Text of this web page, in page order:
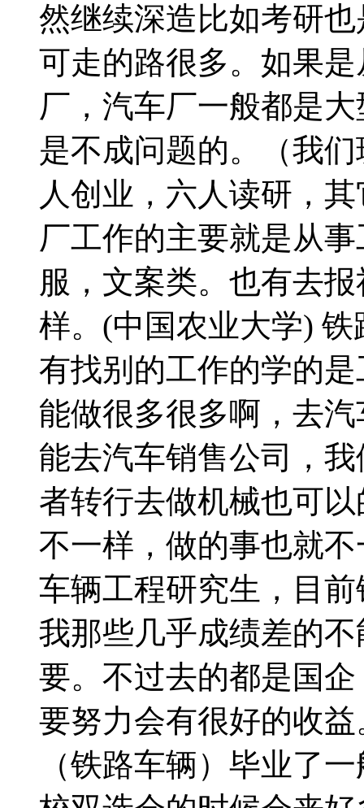
然继续深造比如考研
可走的路很多。如果
厂，汽车厂一般都是
是不成问题的。（我
人创业，六人读研，
厂工作的主要就是从
服，文案类。也有去
样。(中国农业大学)
有找别的工作的学的
能做很多很多啊，去
能去汽车销售公司，
者转行去做机械也可
不一样，做的事也就
车辆工程研究生，目
我那些几乎成绩差的
要。不过去的都是国
要努力会有很好的收
（铁路车辆）毕业了